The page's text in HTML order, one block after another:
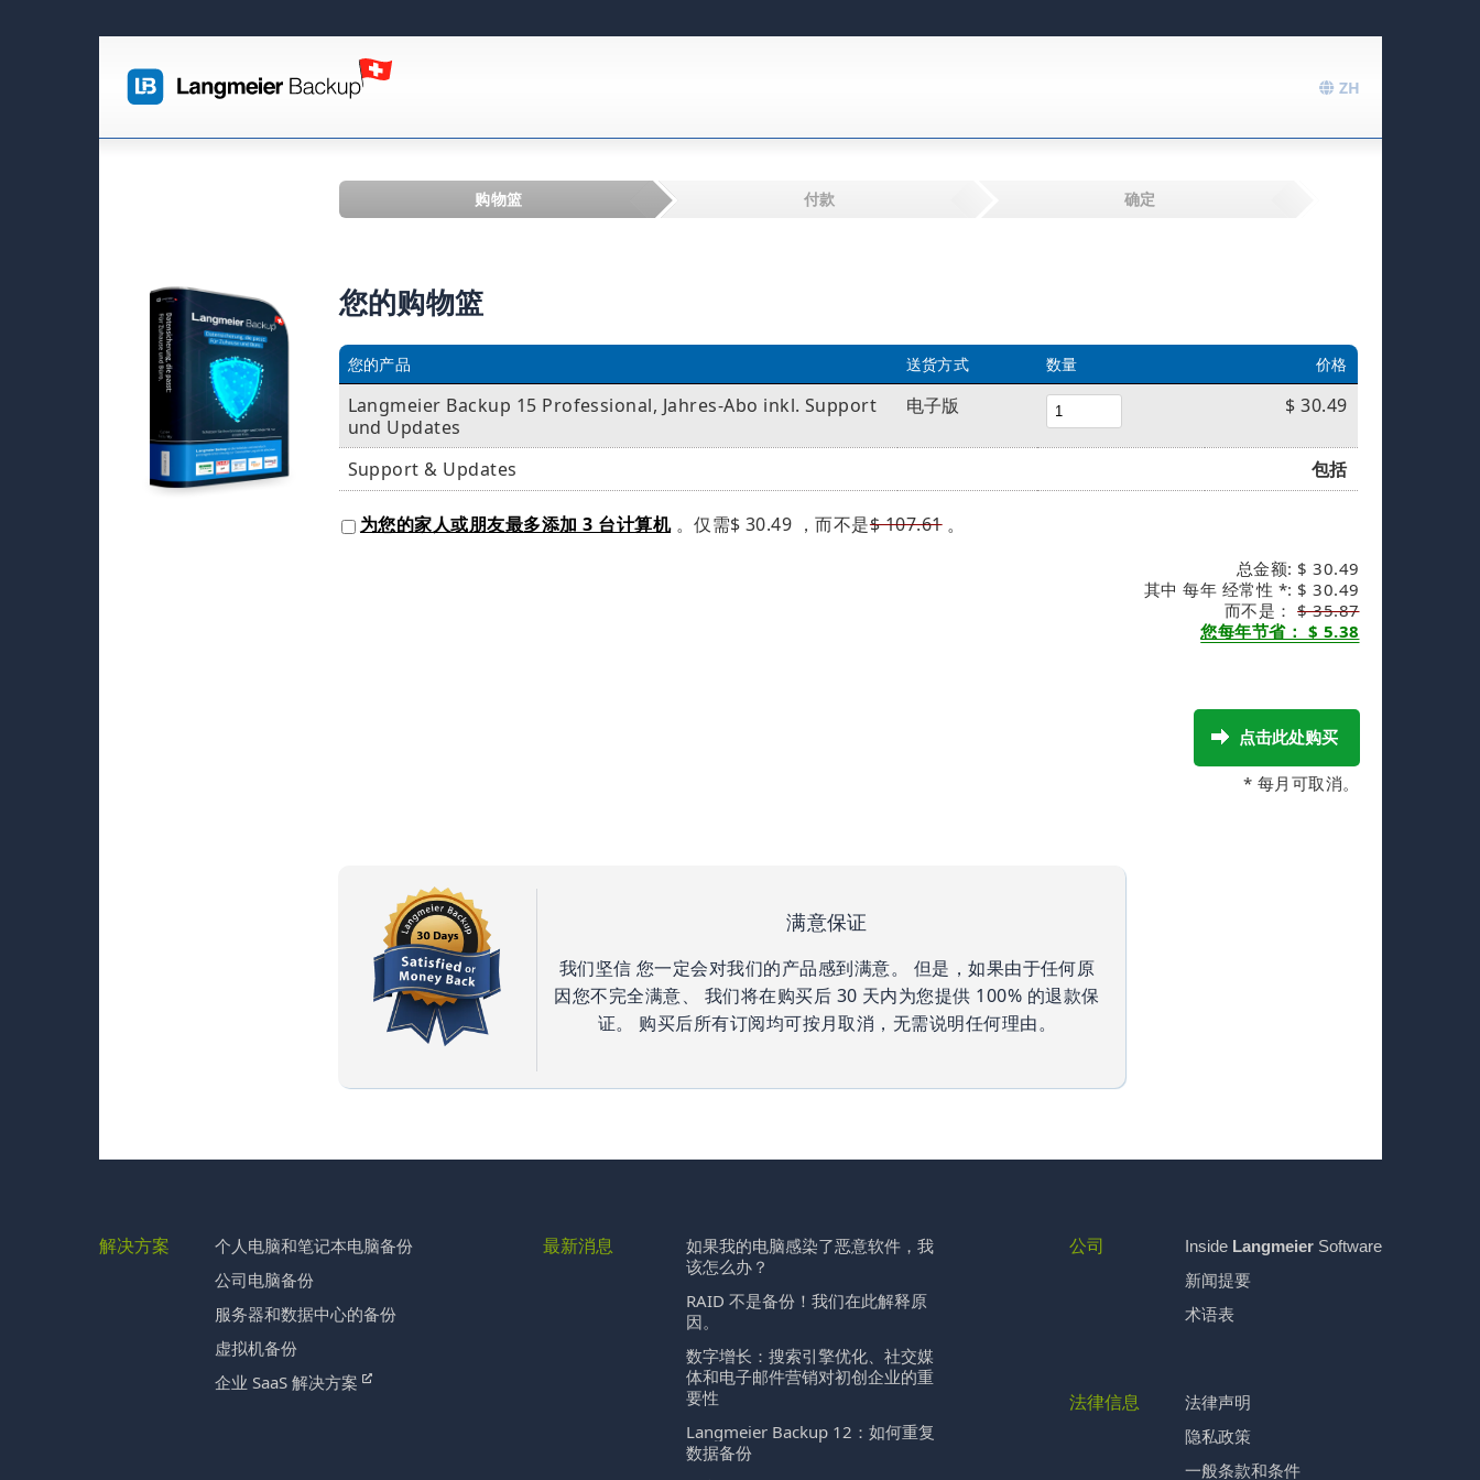
ZH
购物篮 付款 确定
您的购物篮
您的产品 送货方式 数量 价格
Langmeier Backup 15 Professional, Jahres-Abo inkl. Support
und Updates
电子版 $ 30.49
Support & Updates 包括
为您的家人或朋友最多添加 3 台计算机。仅需$ 30.49 ，而不是$ 107.61。
总金额: $ 30.49
其中 每年 经常性 *: $ 30.49
而不是：$ 35.87
您每年节省： $ 5.38
* 每月可取消。
满意保证
我们坚信 您一定会对我们的产品感到满意。 但是，如果由于任何原
因您不完全满意、 我们将在购买后 30 天内为您提供 100% 的退款保
证。 购买后所有订阅均可按月取消，无需说明任何理由。
解决方案
个人电脑和笔记本电脑备份
公司电脑备份
服务器和数据中心的备份
虚拟机备份
企业 SaaS 解决方案
最新消息
如果我的电脑感染了恶意软件，我
该怎么办？
RAID 不是备份！我们在此解释原
因。
数字增长：搜索引擎优化、社交媒
体和电子邮件营销对初创企业的重
要性
Langmeier Backup 12：如何重复
数据备份
公司 Inside LangmeierSoftware
新闻提要
术语表
法律信息
法律声明
隐私政策
一般条款和条件